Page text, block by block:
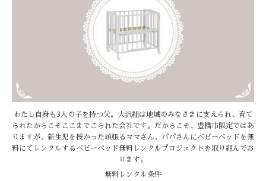
わたし自身も3人の子を持つ父。大沢組は地域のみなさまに支えられ、育て
られたからこそここまでこられた会社です。だからこそ、豊橋市限定ではあ
りますが、新生児を授かった頑張るママさん、パパさんにベビーベッドを無
料にてレンタルするベビーベッド無料レンタルプロジェクトを取り組んでお
ります。
無料レンタル条件